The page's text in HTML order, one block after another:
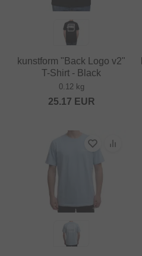
kunstform "Back Logo v2"
T-Shirt - Black
0.12 kg
25.17 EUR